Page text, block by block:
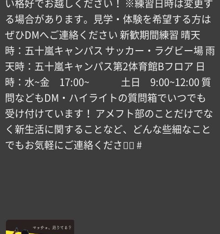
い格好でお越しください！ ※練習日時は変更す
る場合があります。見学・体験を希望する方は
ぜひDMへご連絡ください 新歓期間練習 晴天
時：五十嵐キャンパス サッカー・ラグビー場 雨
天時：五十嵐キャンパス第2体育館Bフロア 日
時：水~金 17:00~ 土日 9:00~12:00 質
問などもDM・ハイライトの質問箱でいつでも
受け付けています！ アメフト部のことだけでな
く新生活に関することなど、どんな些細なこと
でもお気軽にご連絡ください🏻 #